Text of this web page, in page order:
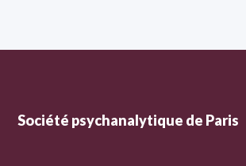
Société psychanalytique de Paris